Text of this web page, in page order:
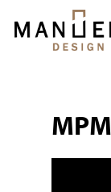
main